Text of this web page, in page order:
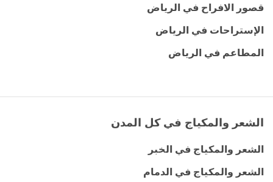
قصور الافراح في الرياض
الإستراحات في الرياض
المطاعم في الرياض
الشعر والمكياج في كل المدن
الشعر والمكياج في الخبر
الشعر والمكياج في الدمام